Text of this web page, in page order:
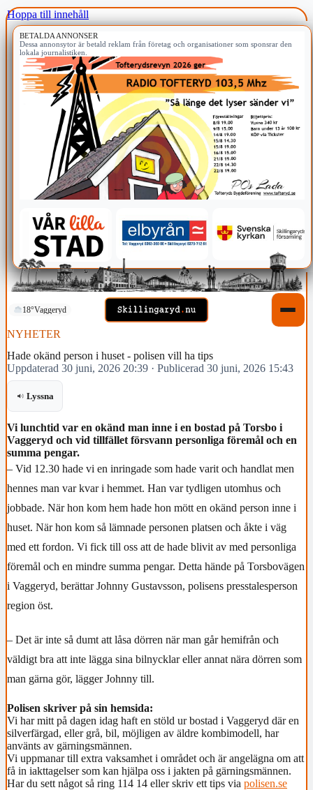
Hoppa till innehåll
BETALDA ANNONSER
Dessa annonsytor är betald reklam från företag och organisationer som sponsrar den
lokala journalistiken.
18°Vaggeryd
NYHETER
Hade okänd person i huset - polisen vill ha tips
Uppdaterad 30 juni, 2026 20:39 · Publicerad 30 juni, 2026 15:43
Lyssna
Vi lunchtid var en okänd man inne i en bostad på Torsbo i
Vaggeryd och vid tillfället försvann personliga föremål och en
summa pengar.
– Vid 12.30 hade vi en inringade som hade varit och handlat men
hennes man var kvar i hemmet. Han var tydligen utomhus och
jobbade. När hon kom hem hade hon mött en okänd person inne i
huset. När hon kom så lämnade personen platsen och åkte i väg
med ett fordon. Vi fick till oss att de hade blivit av med personliga
föremål och en mindre summa pengar. Detta hände på Torsbovägen
i Vaggeryd, berättar Johnny Gustavsson, polisens presstalesperson
region öst.
– Det är inte så dumt att låsa dörren när man går hemifrån och
väldigt bra att inte lägga sina bilnycklar eller annat nära dörren som
man gärna gör, lägger Johnny till.
Polisen skriver på sin hemsida:
Vi har mitt på dagen idag haft en stöld ur bostad i Vaggeryd där en
silverfärgad, eller grå, bil, möjligen av äldre kombimodell, har
använts av gärningsmännen.
Vi uppmanar till extra vaksamhet i området och är angelägna om att
få in iakttagelser som kan hjälpa oss i jakten på gärningsmännen.
Har du sett något så ring 114 14 eller skriv ett tips via polisen.se